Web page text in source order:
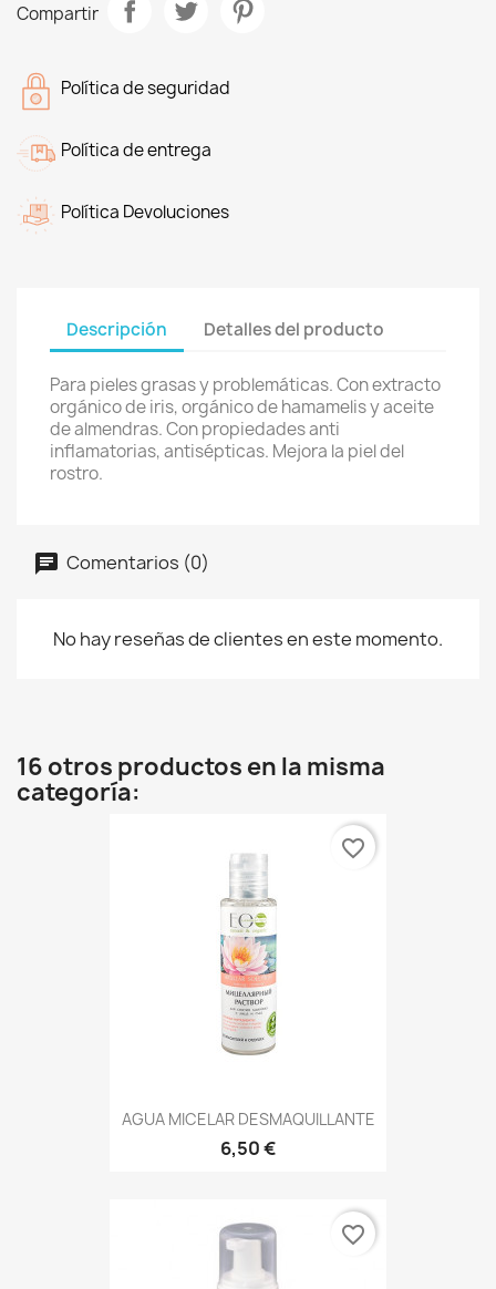
Compartir
Política de seguridad
Política de entrega
Política Devoluciones
Descripción Detalles del producto
Para pieles grasas y problemáticas. Con extracto
orgánico de iris, orgánico de hamamelis y aceite
de almendras. Con propiedades anti
inflamatorias, antisépticas. Mejora la piel del
rostro.
Comentarios (0)
No hay reseñas de clientes en este momento.
16 otros productos en la misma
categoría:
AGUA MICELAR DESMAQUILLANTE
6,50 €
favorite_border
favorite_border